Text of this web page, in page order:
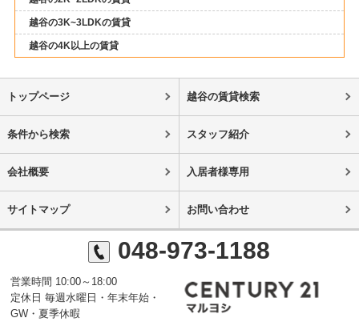
越谷の3K~3LDKの賃貸
越谷の4K以上の賃貸
トップページ 越谷の賃貸検索
条件から検索 スタッフ紹介
会社概要 入居者様専用
サイトマップ お問い合わせ
048-973-1188
営業時間 10:00～18:00
定休日 毎週水曜日・年末年始・
GW・夏季休暇